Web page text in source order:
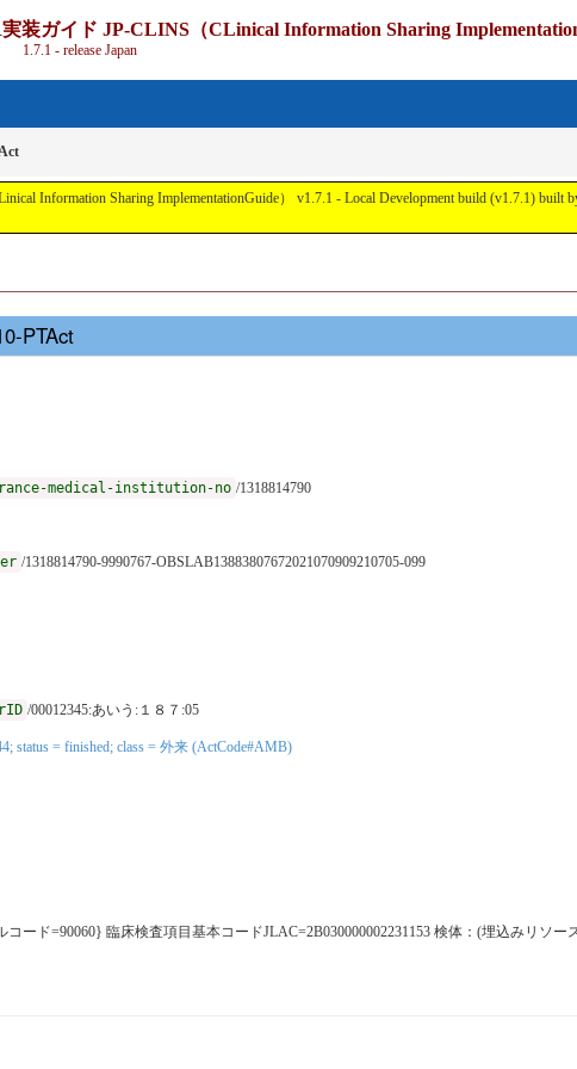
ガイド JP-CLINS（CLinical Information Sharing
1.7.1 - release Japan
Sharing ImplementationGuide） v1.7.1 - Local Development build (v1.7.1) built
PTAct
medical-institution-no /1318814790
/1318814790-9990767-OBSLAB13883807672021070909210705-099
/00012345:あいう:１８７:05
status = finished; class = 外来 (ActCode#AMB)
ド=90060} 臨床検査項目基本コードJLAC=2B030000002231153 検体：(埋込みリソ